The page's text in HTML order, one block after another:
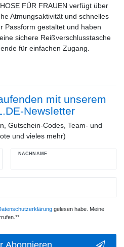
FÜR FRAUEN verfügt über
Atmungsaktivität und schnelles
Passform gestaltet und haben
sichere Reißverschlusstasche
für einfachen Zugang.
mit unserem
Newsletter
Gutschein-Codes, Team- und
und vieles mehr)
NACHNAME
gelesen habe. Meine